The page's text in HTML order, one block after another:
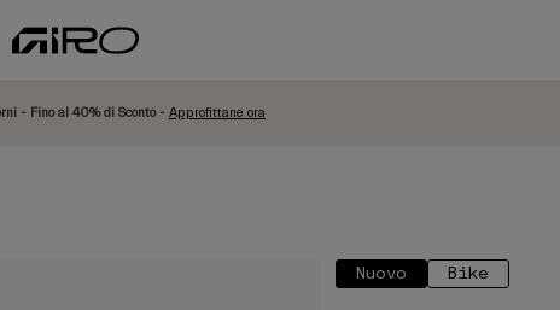
- Fino al 40% di Sconto - Approfittane ora
Nuovo Bike